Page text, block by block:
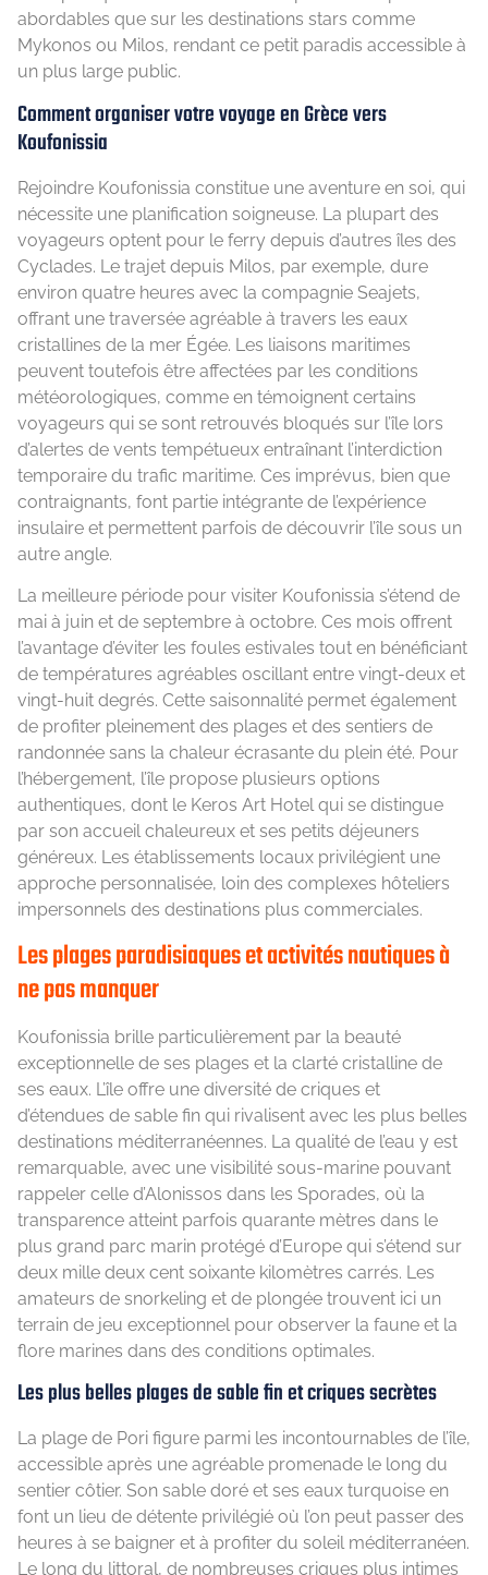
abordables que sur les destinations stars comme
Mykonos ou Milos, rendant ce petit paradis accessible à
un plus large public.
Comment organiser votre voyage en Grèce vers
Koufonissia
Rejoindre Koufonissia constitue une aventure en soi, qui
nécessite une planification soigneuse. La plupart des
voyageurs optent pour le ferry depuis d’autres îles des
Cyclades. Le trajet depuis Milos, par exemple, dure
environ quatre heures avec la compagnie Seajets,
offrant une traversée agréable à travers les eaux
cristallines de la mer Égée. Les liaisons maritimes
peuvent toutefois être affectées par les conditions
météorologiques, comme en témoignent certains
voyageurs qui se sont retrouvés bloqués sur l’île lors
d’alertes de vents tempétueux entraînant l’interdiction
temporaire du trafic maritime. Ces imprévus, bien que
contraignants, font partie intégrante de l’expérience
insulaire et permettent parfois de découvrir l’île sous un
autre angle.
La meilleure période pour visiter Koufonissia s’étend de
mai à juin et de septembre à octobre. Ces mois offrent
l’avantage d’éviter les foules estivales tout en bénéficiant
de températures agréables oscillant entre vingt-deux et
vingt-huit degrés. Cette saisonnalité permet également
de profiter pleinement des plages et des sentiers de
randonnée sans la chaleur écrasante du plein été. Pour
l’hébergement, l’île propose plusieurs options
authentiques, dont le Keros Art Hotel qui se distingue
par son accueil chaleureux et ses petits déjeuners
généreux. Les établissements locaux privilégient une
approche personnalisée, loin des complexes hôteliers
impersonnels des destinations plus commerciales.
Les plages paradisiaques et activités nautiques à
ne pas manquer
Koufonissia brille particulièrement par la beauté
exceptionnelle de ses plages et la clarté cristalline de
ses eaux. L’île offre une diversité de criques et
d’étendues de sable fin qui rivalisent avec les plus belles
destinations méditerranéennes. La qualité de l’eau y est
remarquable, avec une visibilité sous-marine pouvant
rappeler celle d’Alonissos dans les Sporades, où la
transparence atteint parfois quarante mètres dans le
plus grand parc marin protégé d’Europe qui s’étend sur
deux mille deux cent soixante kilomètres carrés. Les
amateurs de snorkeling et de plongée trouvent ici un
terrain de jeu exceptionnel pour observer la faune et la
flore marines dans des conditions optimales.
Les plus belles plages de sable fin et criques secrètes
La plage de Pori figure parmi les incontournables de l’île,
accessible après une agréable promenade le long du
sentier côtier. Son sable doré et ses eaux turquoise en
font un lieu de détente privilégié où l’on peut passer des
heures à se baigner et à profiter du soleil méditerranéen.
Le long du littoral, de nombreuses criques plus intimes